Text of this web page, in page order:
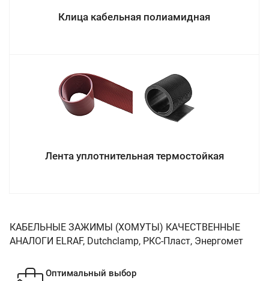
Клица кабельная полиамидная
Лента уплотнительная термостойкая
КАБЕЛЬНЫЕ ЗАЖИМЫ (ХОМУТЫ) КАЧЕСТВЕННЫЕ
АНАЛОГИ ELRAF, Dutchclamp, РКС-Пласт, Энергомет
Оптимальный выбор